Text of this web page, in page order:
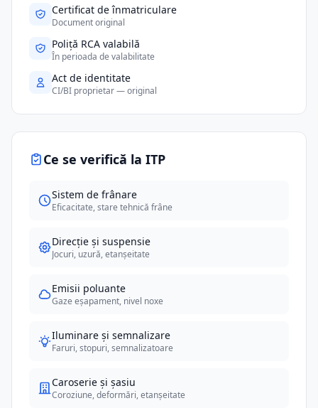
Certificat de înmatriculare
Document original
Poliță RCA valabilă
În perioada de valabilitate
Act de identitate
CI/BI proprietar — original
Ce se verifică la ITP
Sistem de frânare
Eficacitate, stare tehnică frâne
Direcție și suspensie
Jocuri, uzură, etanșeitate
Emisii poluante
Gaze eșapament, nivel noxe
Iluminare și semnalizare
Faruri, stopuri, semnalizatoare
Caroserie și șasiu
Coroziune, deformări, etanșeitate